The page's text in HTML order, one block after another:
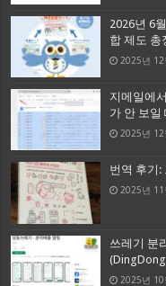
2026년 6
합 제도 총
2025년 12
지메일에
가 안 보일
2025년 12
번역 후기:
2025년 11
쓰레기 분
2025년 10